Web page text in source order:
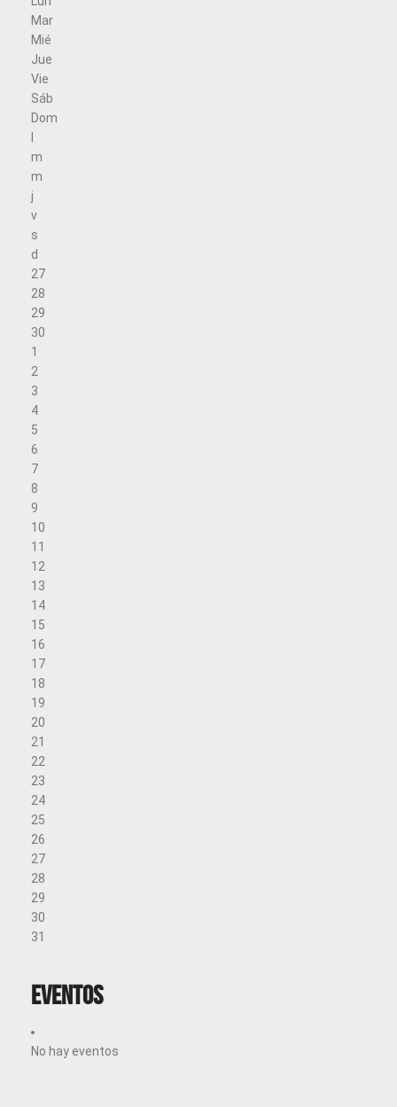
Mar
Mié
Jue
Vie
Sáb
Dom
m
m
j
v
s
d
27
28
29
30
1
2
3
4
5
6
7
8
9
10
11
12
13
14
15
16
17
18
19
20
21
22
23
24
25
26
27
28
29
30
31
Eventos
No hay eventos